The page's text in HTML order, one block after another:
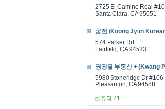
2725 El Camino Real
Santa Clara, CA 95051
궁전 (Koong Jyun
574 Parker Rd.
Fairfield, CA 94533
권광필 부동산 + (Kwang
5980 Stoneridge Dr #106
Pleasanton, CA 94588
센츄리 21